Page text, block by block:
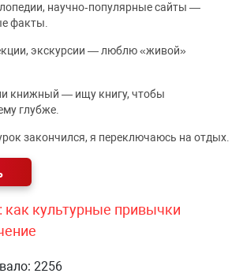
научно‑популярные сайты —
факты.
экскурсии — люблю «живой»
книжный — ищу книгу, чтобы
глубже.
закончился, я переключаюсь на отдых.
как культурные привычки
2256